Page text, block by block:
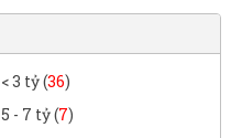
< 3 tỷ (36)
5 - 7 tỷ (7)